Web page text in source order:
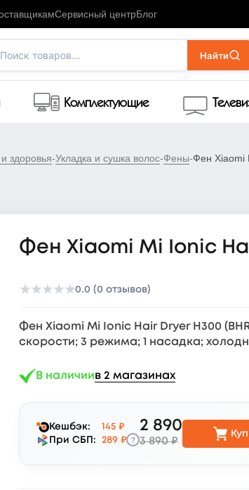
Сервисный центрБлог
Поиск товаров... Найти
Комплектующие
здоровья-Укладка и сушка волос-Фены-Фен Xiaomi
Фен Xiaomi Mi Ionic
★★★★★0.0 (0 отзывов)
Фен Xiaomi Mi Ionic Hair Dryer H300
скорости; 3 режима; 1 насадка;
В наличиив 2 магазинах
Кешбэк:
145 ₽
При СБП:
289 ₽ ?
2 890
3 890 ₽